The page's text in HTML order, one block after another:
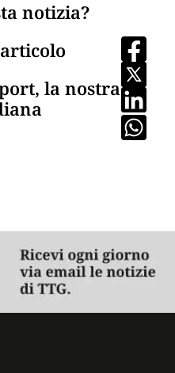
notizia?
la nostra